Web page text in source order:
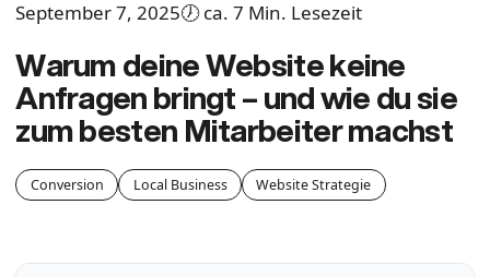
September 7, 2025🕖 ca. 7 Min. Lesezeit
Warum deine Website keine
Anfragen bringt – und wie du sie
zum besten Mitarbeiter machst
Conversion Local Business Website Strategie